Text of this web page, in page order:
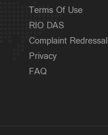
Terms Of Use
RIO DAS
Complaint Redressal
Privacy
FAQ